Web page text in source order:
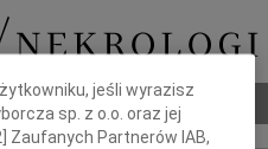
jeśli wyrazisz
sp. z o.o. oraz jej
] Zaufanych Partnerów IAB,